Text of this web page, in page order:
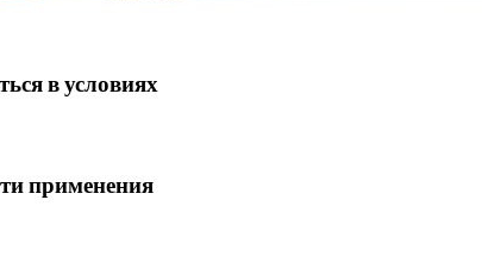
в условиях
применения